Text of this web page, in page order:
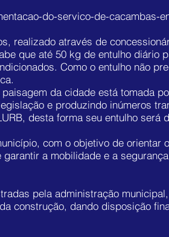
de serviço de locação de
dedicação aos nossos clientes,
entulhos, você vai precisar
Civil (RCC).
(Locação de Caçambas de
imóvel gerador encaminhe no
convencional, desde que os
do-servico-de-cacambas-
realizado através de
que até 50 kg de entulho diário
Como o entulho não
da cidade está tomada
e produzindo inúmeros
desta forma seu entulho será
com o objetivo de orientar
a mobilidade e a
pela administração
construção, dando disposição